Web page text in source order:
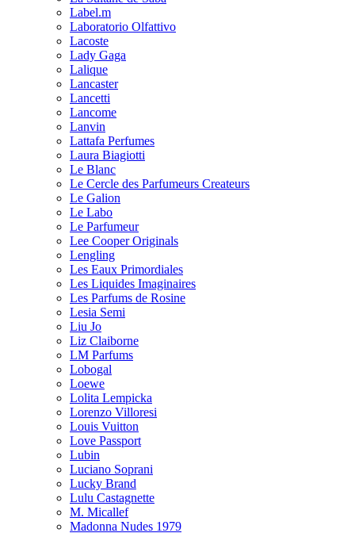
Label.m
Laboratorio Olfattivo
Lacoste
Lady Gaga
Lalique
Lancaster
Lancetti
Lancome
Lanvin
Lattafa Perfumes
Laura Biagiotti
Le Blanc
Le Cercle des Parfumeurs Createurs
Le Galion
Le Labo
Le Parfumeur
Lee Cooper Originals
Lengling
Les Eaux Primordiales
Les Liquides Imaginaires
Les Parfums de Rosine
Lesia Semi
Liu Jo
Liz Claiborne
LM Parfums
Lobogal
Loewe
Lolita Lempicka
Lorenzo Villoresi
Louis Vuitton
Love Passport
Lubin
Luciano Soprani
Lucky Brand
Lulu Castagnette
M. Micallef
Madonna Nudes 1979